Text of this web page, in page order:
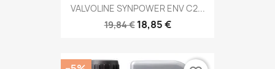
VALVOLINE SYNPOWER ENV C2...
19,84 € 18,85 €